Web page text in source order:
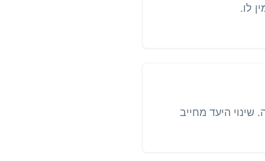
לו.
היעד מחייב